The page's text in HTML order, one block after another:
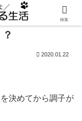
2020.01.22
決めてから調子が
検索